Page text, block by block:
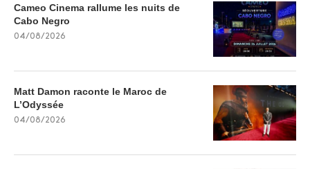
Cameo Cinema rallume les nuits de
Cabo Negro
04/08/2026
Matt Damon raconte le Maroc de
L’Odyssée
04/08/2026